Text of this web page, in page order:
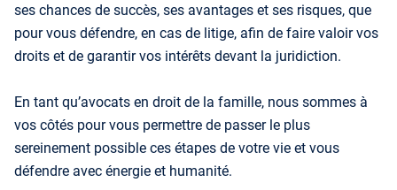
ses chances de succès, ses avantages et ses risques, que
pour vous défendre, en cas de litige, afin de faire valoir vos
droits et de garantir vos intérêts devant la juridiction.
En tant qu’avocats en droit de la famille, nous sommes à
vos côtés pour vous permettre de passer le plus
sereinement possible ces étapes de votre vie et vous
défendre avec énergie et humanité.